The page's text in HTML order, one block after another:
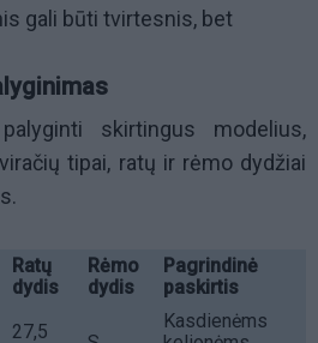
gali būti tvirtesnis, bet
skirtingus modelius,
tipai, ratų ir rėmo dydžiai
Ratų
dydis
Rėmo
dydis
Pagrindinė
paskirtis
27,5
Kasdienėms